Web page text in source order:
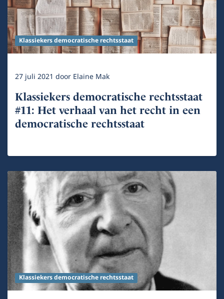
Klassiekers democratische rechtsstaat
27 juli 2021 door Elaine Mak
Klassiekers democratische rechtsstaat
#11: Het verhaal van het recht in een
democratische rechtsstaat
Klassiekers democratische rechtsstaat